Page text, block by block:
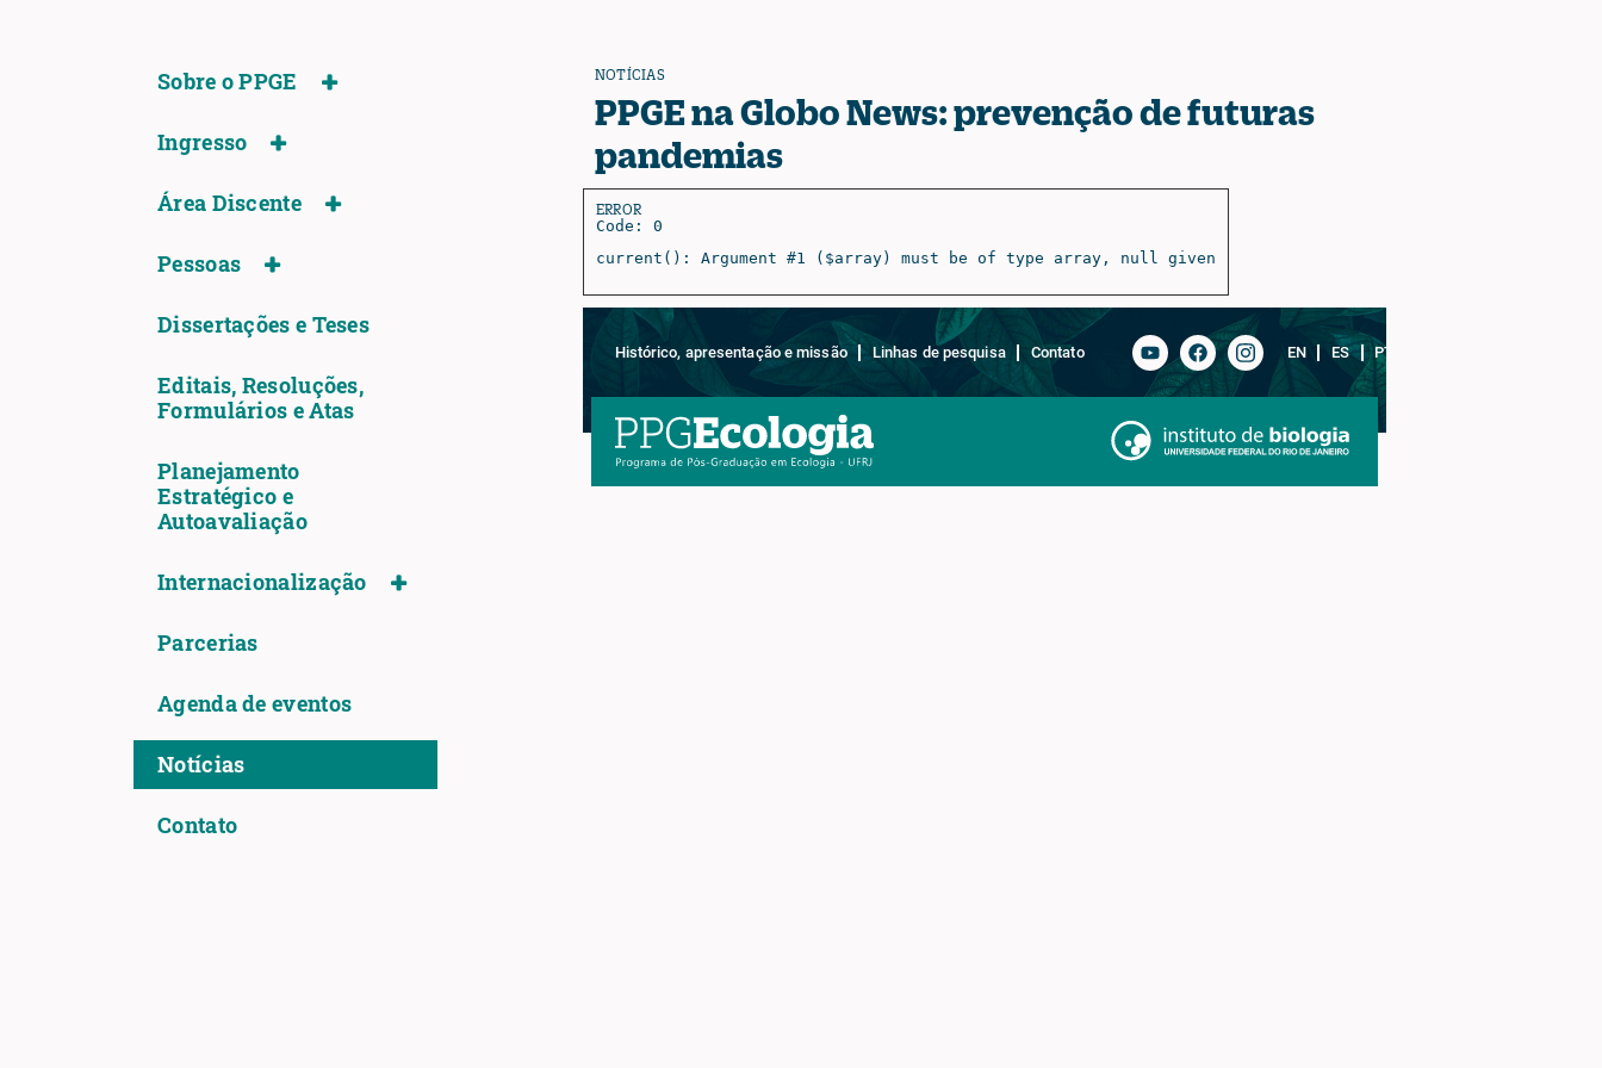
Sobre o PPGE
Ingresso
Área Discente
Pessoas
Dissertações e Teses
Editais, Resoluções,
Formulários e Atas
Planejamento
Estratégico e
Autoavaliação
Internacionalização
Parcerias
Agenda de eventos
Notícias
Contato
NOTÍCIAS
PPGE na Globo News: prevenção de futuras
pandemias
ERROR
Code: 0
current(): Argument #1 ($array) must be of type array, null given
Histórico, apresentação e missão Linhas de pesquisa Contato EN ES PT